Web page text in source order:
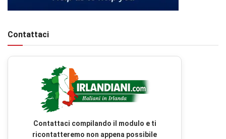
Contattaci
Contattaci compilando il modulo e ti
ricontatteremo non appena possibile